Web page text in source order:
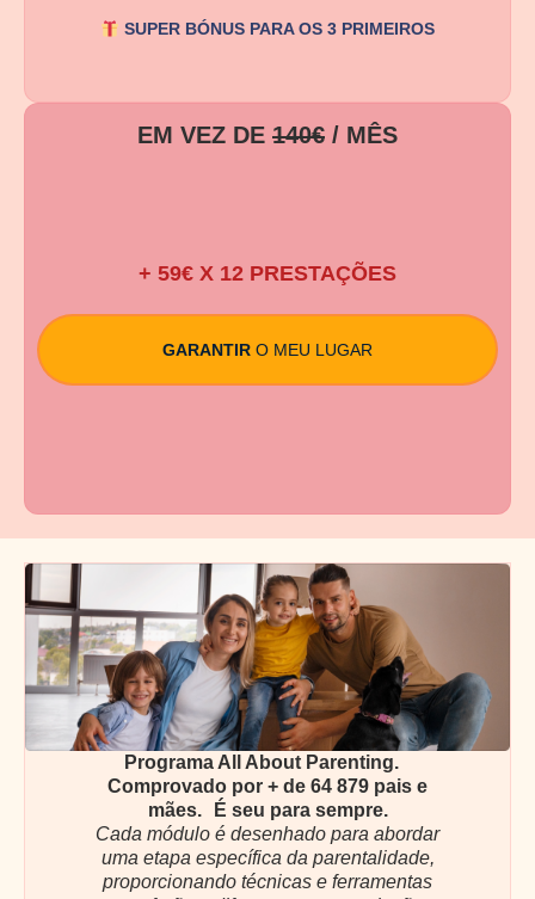
SUPER BÓNUS PARA OS 3 PRIMEIROS
EM VEZ DE 140€ / MÊS
+ 59€ X 12 PRESTAÇÕES
GARANTIR O MEU LUGAR
Programa All About Parenting.
Comprovado por + de 64 879 pais e
mães. É seu para sempre.
Cada módulo é desenhado para abordar
uma etapa específica da parentalidade,
proporcionando técnicas e ferramentas